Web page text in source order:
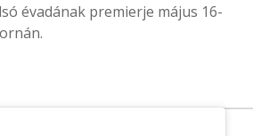
évadának premierje május 16-